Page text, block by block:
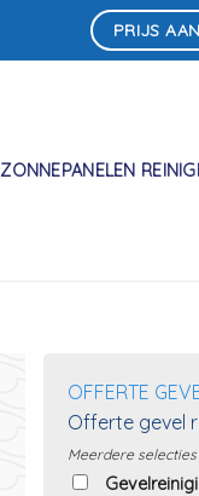
PRIJS
ZONNEPANELEN
OFFERTE
Offerte gevel
Meerdere